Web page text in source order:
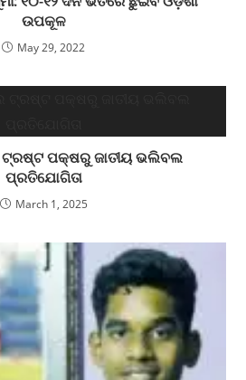
ଉପକୂଳ
May 29, 2022
ଟ୍ରଷ୍ଟ ପକ୍ଷରୁ ଜାତୀୟ ଭଲିବଲ
ପ୍ରତିଯୋଗିତା
March 1, 2025